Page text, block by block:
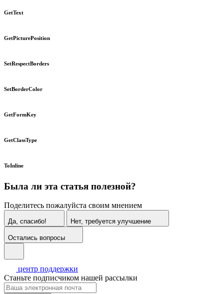
GetText
GetPicturePosition
SetRespectBorders
SetBorderColor
GetFormKey
GetClassType
ToInline
Была ли эта статья полезной?
Поделитесь пожалуйста своим мнением
Да, спасибо! Нет, требуется улучшение
Остались вопросы
центр поддержки
Станьте подписчиком нашей рассылки